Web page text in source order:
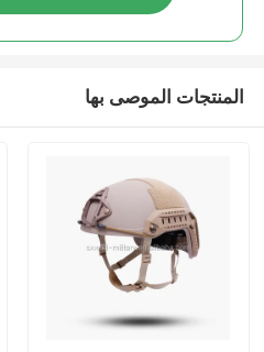
المنتجات الموصى بها